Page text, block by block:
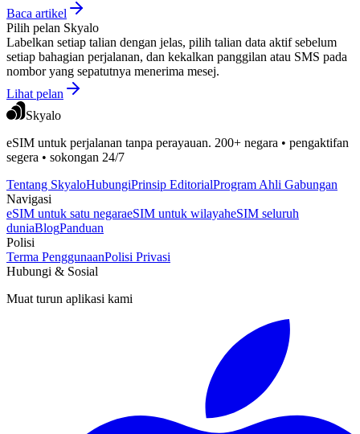
Baca artikel
Pilih pelan Skyalo
Labelkan setiap talian dengan jelas, pilih talian data aktif sebelum
setiap bahagian perjalanan, dan kekalkan panggilan atau SMS pada
nombor yang sepatutnya menerima mesej.
Lihat pelan
Skyalo
eSIM untuk perjalanan tanpa perayauan. 200+ negara • pengaktifan
segera • sokongan 24/7
Tentang SkyaloHubungiPrinsip EditorialProgram Ahli Gabungan
Navigasi
eSIM untuk satu negaraeSIM untuk wilayaheSIM seluruh
duniaBlogPanduan
Polisi
Terma PenggunaanPolisi Privasi
Hubungi & Sosial
Muat turun aplikasi kami